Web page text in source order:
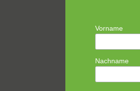
Vorname
Nachname